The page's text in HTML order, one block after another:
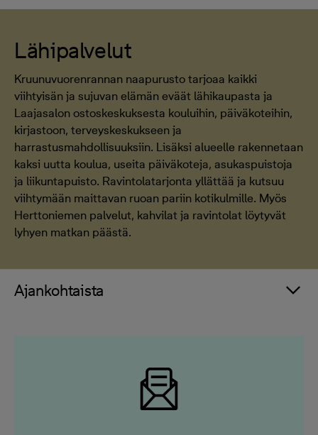
Lähipalvelut
Kruunuvuorenrannan naapurusto tarjoaa kaikki
viihtyisän ja sujuvan elämän eväät lähikaupasta ja
Laajasalon ostoskeskuksesta kouluihin, päiväkoteihin,
kirjastoon, terveyskeskukseen ja
harrastusmahdollisuuksiin. Lisäksi alueelle rakennetaan
kaksi uutta koulua, useita päiväkoteja, asukaspuistoja
ja liikuntapuisto. Ravintolatarjonta yllättää ja kutsuu
viihtymään maittavan ruoan pariin kotikulmille. Myös
Herttoniemen palvelut, kahvilat ja ravintolat löytyvät
lyhyen matkan päästä.
Ajankohtaista